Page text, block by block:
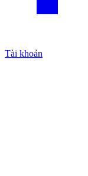
Tài khoản